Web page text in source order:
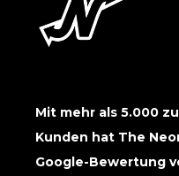
Mit mehr als 5.000
Kunden hat The
Google-Bewertung